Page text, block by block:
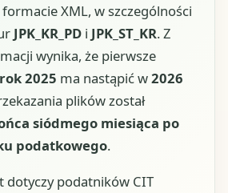
XML, w szczególności
JPK_KR_PD i JPK_ST_KR. Z
wynika, że pierwsze
rok 2025 ma nastąpić w2026
plików został
siódmego miesiąca po
podatkowego.
dotyczy podatników CIT